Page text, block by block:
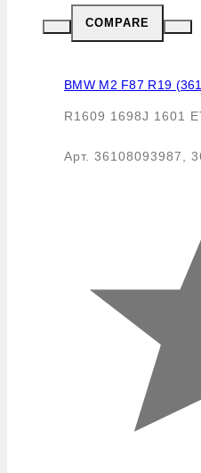
COMPARE
BMW M2 F87 R19
R1609 1698J 1601
Арт. 36108093987,